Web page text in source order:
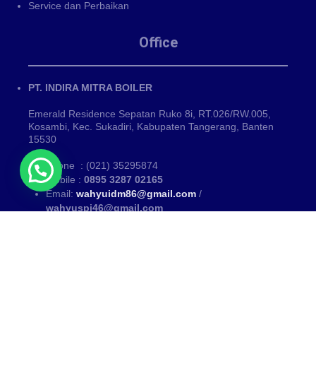
Service dan Perbaikan
Office
PT. INDIRA MITRA BOILER
Emerald Residence Sepatan Ruko 8i, RT.026/RW.005,
Kosambi, Kec. Sukadiri, Kabupaten Tangerang, Banten
15530
Phone : (021) 35295874
Mobile : 0895 3287 02165
Email: wahyuidm86@gmail.com /
wahyuspi46@gmail.com